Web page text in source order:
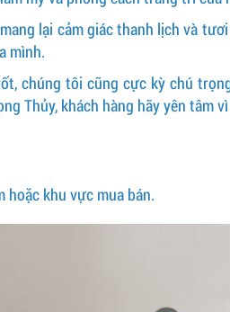
lại cảm giác thanh lịch và
mình.
chúng tôi cũng cực kỳ chú
Thủy, khách hàng hãy yên tâm
hoặc khu vực mua bán.